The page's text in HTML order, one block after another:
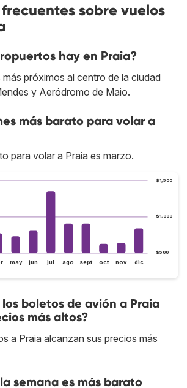
sobre vuelos
hay en Praia?
próximos al centro de la ciudad
y Aeródromo de Maio.
más barato para volar a
para volar a Praia es marzo.
$500
$1,000
$1,500
may jun jul ago sept oct nov dic
los boletos de avión a Praia
más altos?
a Praia alcanzan sus precios más
semana es más barato